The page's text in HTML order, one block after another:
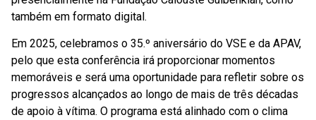
também em formato digital.
Em 2025, celebramos o 35.º aniversário do VSE e da APAV,
pelo que esta conferência irá proporcionar momentos
memoráveis e será uma oportunidade para refletir sobre os
progressos alcançados ao longo de mais de três décadas
de apoio à vítima. O programa está alinhado com o clima